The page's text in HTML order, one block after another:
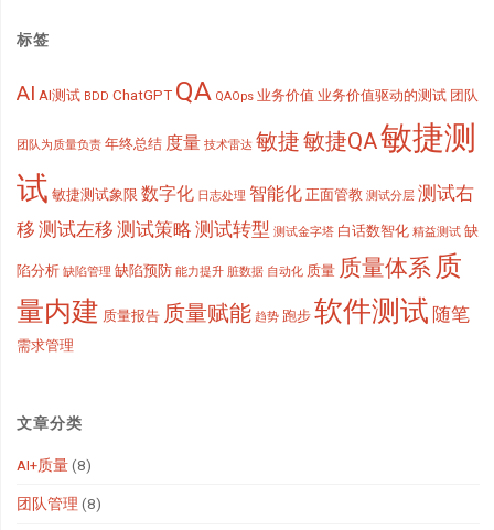
标签
AI AI测试 BDD ChatGPT QA QAOps 业务价值 业务价值驱动的测试 团队
团队为质量负责 年终总结 度量 技术雷达 敏捷敏捷QA敏捷测
试 敏捷测试象限 数字化 日志处理 智能化 正面管教 测试分层 测试右
移 测试左移 测试策略 测试转型 测试金字塔 白话数智化 精益测试 缺
陷分析 缺陷管理 缺陷预防 能力提升 脏数据 自动化 质量 质量体系 质
量内建 质量报告 质量赋能 趋势 跑步 软件测试 随笔
需求管理
文章分类
AI+质量(8)
团队管理 (8)